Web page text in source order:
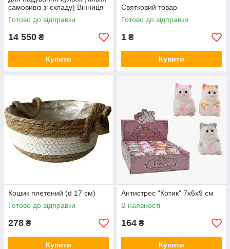
самовивіз зі складу) Вінниця
Готово до відправки
14 550 ₴
Купити
Святковий товар
Готово до відправки
1 ₴
Купити
Кошик плетений (d 17 см)
Готово до відправки
278 ₴
Купити
Антистрес "Котик" 7х6х9 см
В наявності
164 ₴
Купити